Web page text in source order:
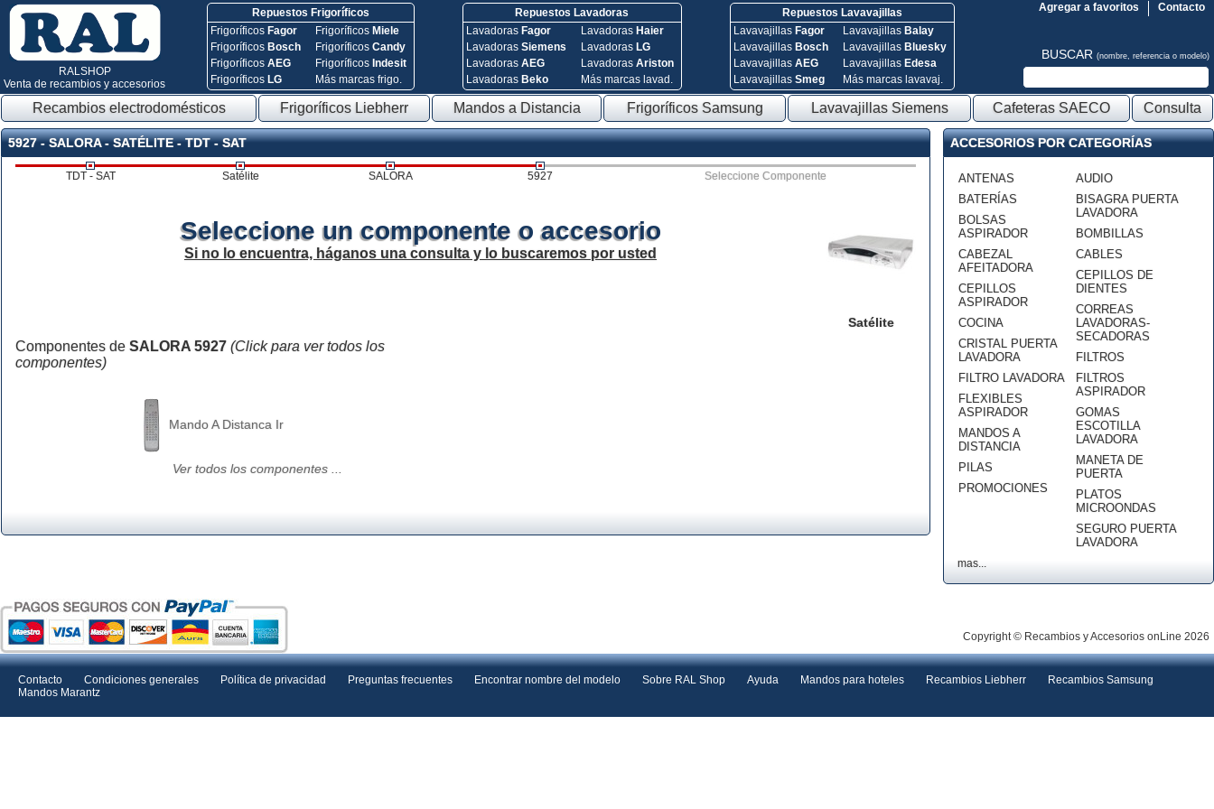
RALSHOP
Venta de recambios y accesorios
Repuestos Frigoríficos
Frigoríficos Fagor
Frigoríficos Bosch
FrigoríficosAEG
Frigoríficos LG
Frigoríficos Miele
FrigoríficosCandy
Frigoríficos Indesit
Más marcas frigo.
Repuestos Lavadoras
Lavadoras Fagor
Lavadoras Siemens
Lavadoras AEG
Lavadoras Beko
Lavadoras Haier
Lavadoras LG
Lavadoras Ariston
Más marcas lavad.
Repuestos Lavavajillas
Lavavajillas Fagor
Lavavajillas Bosch
Lavavajillas AEG
Lavavajillas Smeg
Lavavajillas Balay
Lavavajillas Bluesky
Lavavajillas Edesa
Más marcas lavavaj.
Contacto
Agregar a favoritos
BUSCAR (nombre, referencia o modelo)
Recambios electrodomésticos Frigoríficos Liebherr Mandos a Distancia Frigoríficos Samsung Lavavajillas Siemens Cafeteras SAECO Consulta
5927 - SALORA - SATÉLITE - TDT - SAT
TDT - SAT Satélite SALORA 5927 Seleccione Componente
Satélite
Seleccione un componente o accesorio
Si no lo encuentra, háganos una consulta y lo buscaremos por usted
Componentes de SALORA 5927 (Click para ver todos los
componentes)
Mando A Distanca Ir
Ver todos los componentes ...
ACCESORIOS POR CATEGORÍAS
ANTENAS
BATERÍAS
BOLSAS
ASPIRADOR
CABEZAL
AFEITADORA
CEPILLOS
ASPIRADOR
COCINA
CRISTAL PUERTA
LAVADORA
FILTRO LAVADORA
FLEXIBLES
ASPIRADOR
MANDOS A
DISTANCIA
PILAS
PROMOCIONES
AUDIO
BISAGRA PUERTA
LAVADORA
BOMBILLAS
CABLES
CEPILLOS DE
DIENTES
CORREAS
LAVADORAS-
SECADORAS
FILTROS
FILTROS
ASPIRADOR
GOMAS
ESCOTILLA
LAVADORA
MANETA DE
PUERTA
PLATOS
MICROONDAS
SEGURO PUERTA
LAVADORA
mas...
Copyright © Recambios y Accesorios onLine 2026
Contacto Condiciones generales Política de privacidad Preguntas frecuentes Encontrar nombre del modelo Sobre RAL Shop Ayuda Mandos para hoteles Recambios Liebherr
Recambios Samsung
Mandos Marantz